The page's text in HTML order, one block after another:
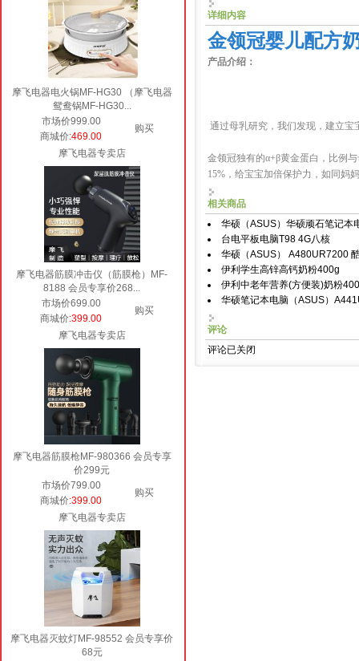
摩飞电器电火锅MF-HG30 （摩飞电器
鸳鸯锅MF-HG30...
市场价999.00
购买
商城价:469.00
摩飞电器专卖店
摩飞电器筋膜冲击仪（筋膜枪）MF-
8188 会员专享价268...
市场价699.00
购买
商城价:399.00
摩飞电器专卖店
摩飞电器筋膜枪MF-980366 会员专享
价299元
市场价799.00
购买
商城价:399.00
摩飞电器专卖店
摩飞电器灭蚊灯MF-98552 会员专享价
68元
详细内容
金领冠婴儿配方
产品介绍：
通过母乳研究，我们发现，建立宝
金领冠独有的α+β黄金蛋白，比例
15%，给宝宝加倍保护力，如同妈
相关商品
华硕（ASUS）华硕顽石笔记本
台电平板电脑T98 4G八核
华硕（ASUS） A480UR7200
伊利学生高锌高钙奶粉400g
伊利中老年营养(方便装)奶粉
华硕笔记本电脑（ASUS）
评论
评论已关闭